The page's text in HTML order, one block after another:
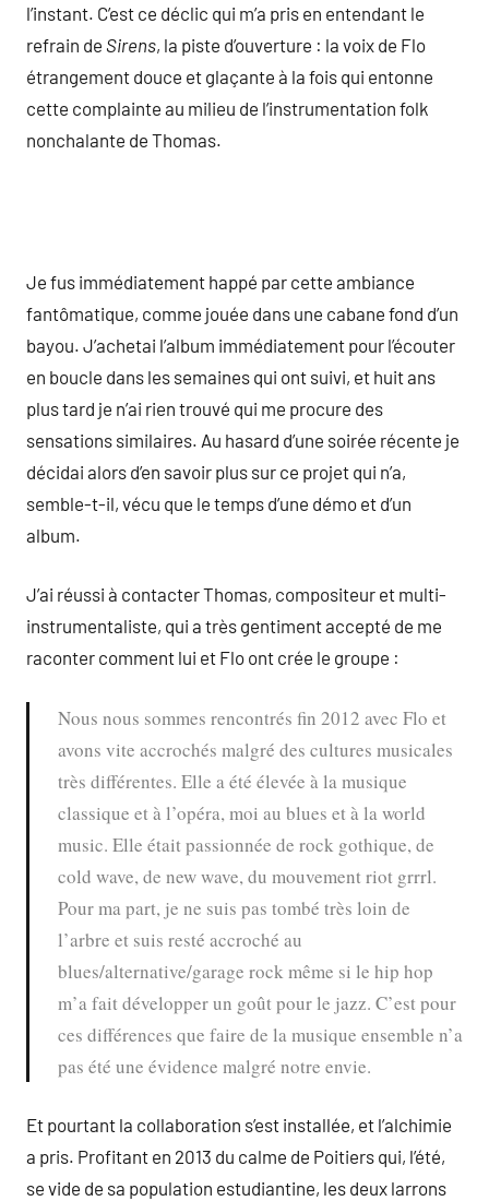
l’instant. C’est ce déclic qui m’a pris en entendant le
refrain de Sirens, la piste d’ouverture : la voix de Flo
étrangement douce et glaçante à la fois qui entonne
cette complainte au milieu de l’instrumentation folk
nonchalante de Thomas.
Je fus immédiatement happé par cette ambiance
fantômatique, comme jouée dans une cabane fond d’un
bayou. J’achetai l’album immédiatement pour l’écouter
en boucle dans les semaines qui ont suivi, et huit ans
plus tard je n’ai rien trouvé qui me procure des
sensations similaires. Au hasard d’une soirée récente je
décidai alors d’en savoir plus sur ce projet qui n’a,
semble-t-il, vécu que le temps d’une démo et d’un
album.
J’ai réussi à contacter Thomas, compositeur et multi-
instrumentaliste, qui a très gentiment accepté de me
raconter comment lui et Flo ont crée le groupe :
Nous nous sommes rencontrés fin 2012 avec Flo et
avons vite accrochés malgré des cultures musicales
très différentes. Elle a été élevée à la musique
classique et à l’opéra, moi au blues et à la world
music. Elle était passionnée de rock gothique, de
cold wave, de new wave, du mouvement riot grrrl.
Pour ma part, je ne suis pas tombé très loin de
l’arbre et suis resté accroché au
blues/alternative/garage rock même si le hip hop
m’a fait développer un goût pour le jazz. C’est pour
ces différences que faire de la musique ensemble n’a
pas été une évidence malgré notre envie.
Et pourtant la collaboration s’est installée, et l’alchimie
a pris. Profitant en 2013 du calme de Poitiers qui, l’été,
se vide de sa population estudiantine, les deux larrons